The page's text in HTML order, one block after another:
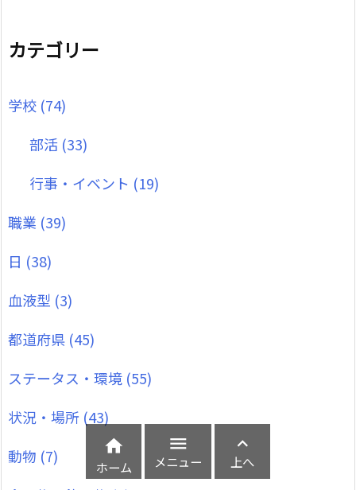
カテゴリー
学校 (74)
部活 (33)
行事・イベント (19)
職業 (39)
日 (38)
血液型 (3)
都道府県 (45)
ステータス・環境 (55)
状況・場所 (43)
動物 (7)

ホーム

メニュー

上へ